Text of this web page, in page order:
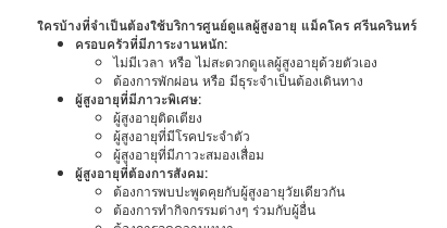
ใครบ้างที่จำเป็นต้องใช้บริการศูนย์ดูแลผู้สูงอายุ แม็คโคร ศรีนครินทร์
ครอบครัวที่มีภาระงานหนัก:
ไม่มีเวลา หรือ ไม่สะดวกดูแลผู้สูงอายุด้วยตัวเอง
ต้องการพักผ่อน หรือ มีธุระจำเป็นต้องเดินทาง
ผู้สูงอายุที่มีภาวะพิเศษ:
ผู้สูงอายุติดเตียง
ผู้สูงอายุที่มีโรคประจำตัว
ผู้สูงอายุที่มีภาวะสมองเสื่อม
ผู้สูงอายุที่ต้องการสังคม:
ต้องการพบปะพูดคุยกับผู้สูงอายุวัยเดียวกัน
ต้องการทำกิจกรรมต่างๆ ร่วมกับผู้อื่น